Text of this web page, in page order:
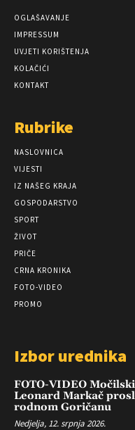
OGLAŠAVANJE
IMPRESSUM
UVJETI KORIŠTENJA
KOLAČIĆI
KONTAKT
Rubrike
NASLOVNICA
VIJESTI
IZ NAŠEG KRAJA
GOSPODARSTVO
SPORT
ŽIVOT
PRIČE
CRNA KRONIKA
FOTO-VIDEO
PROMO
Izbor urednika
FOTO-VIDEO
Leonard Markač
rodnom Goričanu
Nedjelja, 12. srpnja 2026.